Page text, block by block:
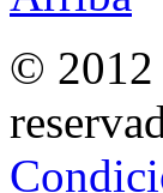
© 2012